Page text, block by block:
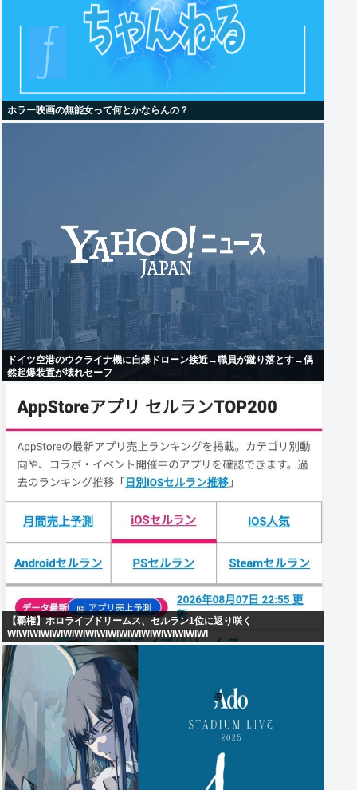
ホラー映画の無能女って何とかならんの？
ドイツ空港のウクライナ機に自爆ドローン接近→職員が蹴り落とす→偶
然起爆装置が壊れセーフ
【覇権】ホロライブドリームス、セルラン1位に返り咲く
WIWIWIWIWIWIWIWIWIWIWIWIWIWIWIWIWIWI